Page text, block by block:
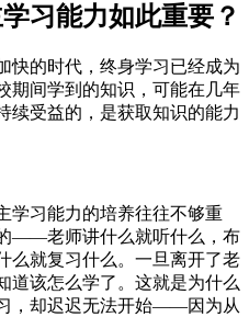
习能力如此重要？
快的时代，终身学习已经成为
期间学到的知识，可能在几年
续受益的，是获取知识的能力
学习能力的培养往往不够重
——老师讲什么就听什么，布
么就复习什么。一旦离开了老
道该怎么学了。这就是为什么
，却迟迟无法开始——因为从